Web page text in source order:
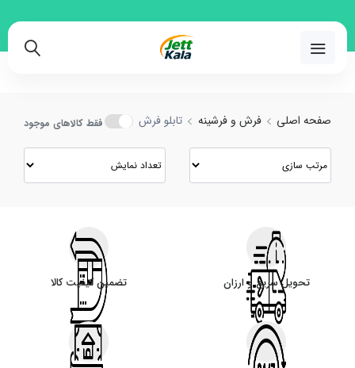
خرید و مقایسه انواع تابلو فرش با بهترین قیمت
صفحه اصلی فرش و فرشینه تابلو فرش فقط کالاهای موجود
تحویل سریع و ارزان تضمین کیفیت کالا